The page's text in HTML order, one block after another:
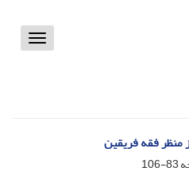
Toggle
منظر فقه فریقین
83-106